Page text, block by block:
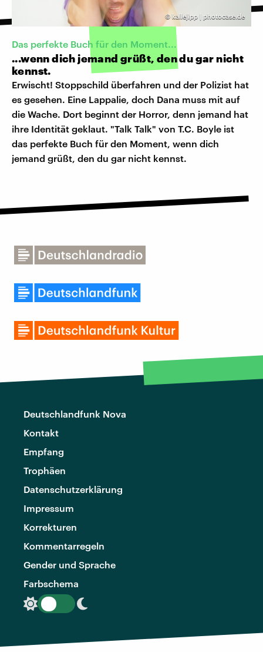
© kallejipp | photocase.de
Das perfekte Buch für den Moment...
...wenn dich jemand grüßt, den du gar nicht
kennst.
Erwischt! Stoppschild überfahren und der Polizist hat
es gesehen. Eine Lappalie, doch Dana muss mit auf
die Wache. Dort beginnt der Horror, denn jemand hat
ihre Identität geklaut. "Talk Talk" von T.C. Boyle ist
das perfekte Buch für den Moment, wenn dich
jemand grüßt, den du gar nicht kennst.
Deutschlandfunk Nova
Kontakt
Empfang
Trophäen
Datenschutzerklärung
Impressum
Korrekturen
Kommentarregeln
Gender und Sprache
Farbschema